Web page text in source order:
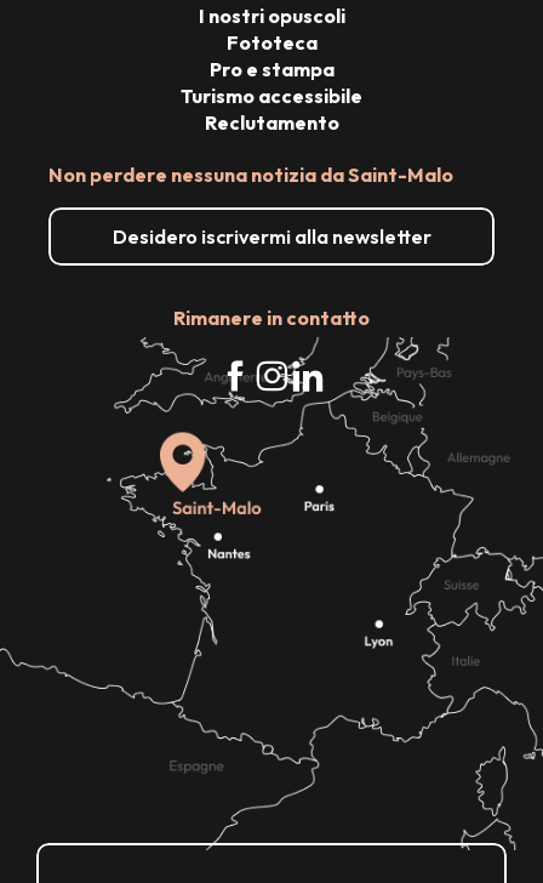
Non perdere nessuna notizia da Saint-Malo
Desidero iscrivermi alla newsletter
Rimanere in contatto
I nostri opuscoli
Fototeca
Pro e stampa
Turismo accessibile
Reclutamento